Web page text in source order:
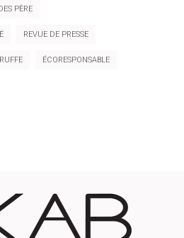
PÈRE
REVUE DE PRESSE
ÉCORESPONSABLE